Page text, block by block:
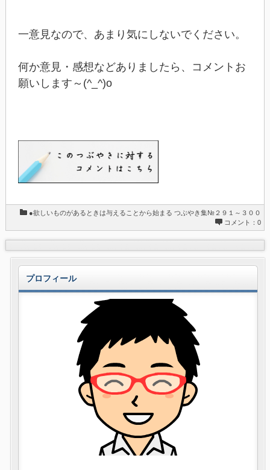
一意見なので、あまり気にしないでください。
何か意見・感想などありましたら、コメントお
願いします～(^_^)o
●欲しいものがあるときは与えることから始まる つぶやき集№２９１～３００
コメント：0
プロフィール